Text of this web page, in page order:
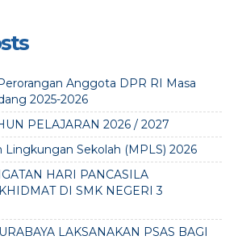
Anggota DPR RI Masa
2025-2026
PELAJARAN 2026 / 2027
Lingkungan Sekolah (MPLS) 2026
HARI PANCASILA
DI SMK NEGERI 3
LAKSANAKAN PSAS BAGI